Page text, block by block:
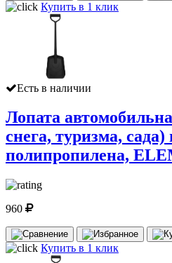
Купить в 1 клик
Есть в наличии
Лопата
снега, туризма,
полипропилена,
960
Купить в 1 клик